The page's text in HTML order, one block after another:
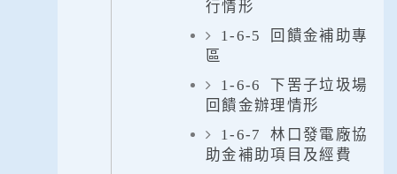
行情形
1-6-5 回饋金補助專
區
1-6-6 下罟子垃圾場
回饋金辦理情形
1-6-7 林口發電廠協
助金補助項目及經費